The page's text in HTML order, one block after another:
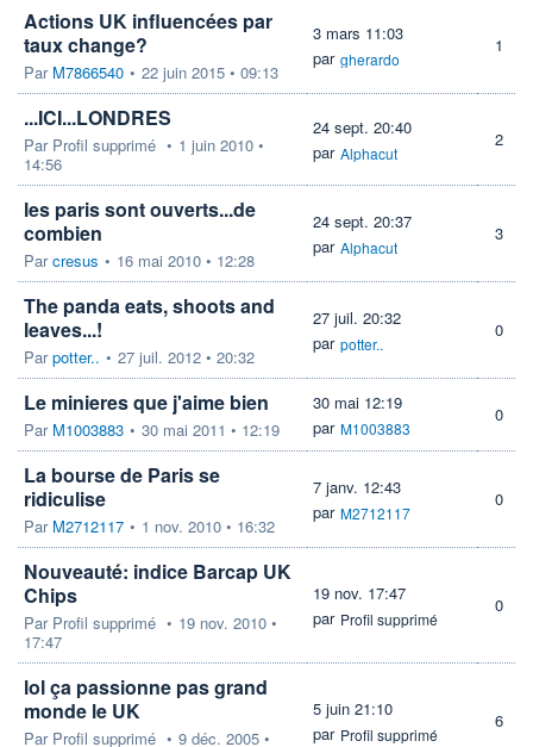
Actions UK influencées par
taux change?
Par M7866540 • 22 juin 2015 • 09:13
3 mars 11:03
par gherardo
1
...ICI...LONDRES
Par Profil supprimé • 1 juin 2010 •
14:56
24 sept. 20:40
par Alphacut
2
les paris sont ouverts...de
combien
Parcresus • 16 mai 2010 • 12:28
24 sept. 20:37
par Alphacut
3
The panda eats, shoots and
leaves...!
Parpotter.. • 27 juil. 2012 • 20:32
27 juil. 20:32
par potter..
0
Le minieres que j'aime bien
Par M1003883 • 30 mai 2011 • 12:19
30 mai 12:19
par M1003883
0
La bourse de Paris se
ridiculise
Par M2712117 • 1 nov. 2010 • 16:32
7 janv. 12:43
par M2712117
0
Nouveauté: indice Barcap UK
Chips
Par Profil supprimé • 19 nov. 2010 •
17:47
19 nov. 17:47
par Profil supprimé
0
lol ça passionne pas grand
monde le UK
Par Profil supprimé • 9 déc. 2005 •
5 juin 21:10
par Profil supprimé
6